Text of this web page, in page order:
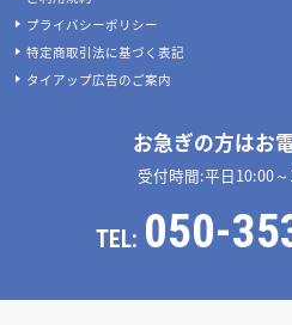
プライバシーポリシー
特定商取引法に基づく表記
タイアップ広告のご案内
お急ぎの方はお
受付時間:平日10:00
TEL: 050-